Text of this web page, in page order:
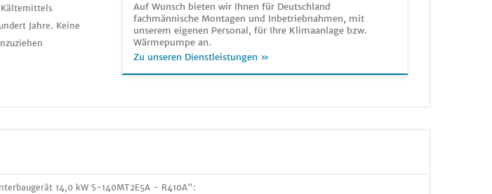
Auf Wunsch bieten wir Ihnen für Deutschland
fachmännische Montagen und Inbetriebnahmen, mit
unserem eigenen Personal, für Ihre Klimaanlage bzw.
Wärmepumpe an.
Zu unseren Dienstleistungen »
Kältemittels
Jahre. Keine
14,0 kW S-140MT2E5A - R410A":